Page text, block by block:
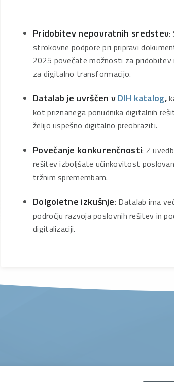
Pridobitev nepovratnih sredstev:
strokovne podpore pri pripravi
2025 povečate možnosti za
za digitalno transformacijo.
Datalab je uvrščen vDIH katalog,
kot priznanega ponudnika digitalnih
želijo uspešno digitalno preobraziti.
Povečanje konkurenčnosti: Z
rešitev izboljšate učinkovitost
tržnim spremembam.
Dolgoletne izkušnje: Datalab ima
področju razvoja poslovnih rešitev in
digitalizaciji.